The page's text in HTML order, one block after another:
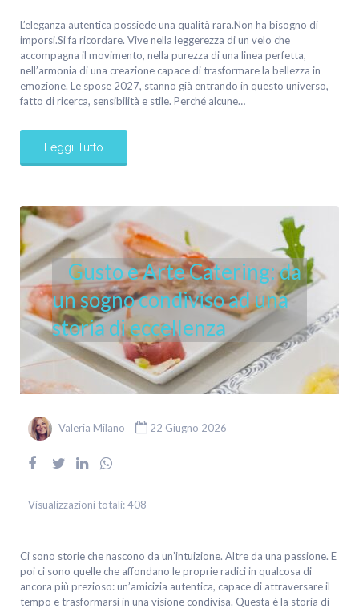
L’eleganza autentica possiede una qualità rara.Non ha bisogno di
imporsi.Si fa ricordare. Vive nella leggerezza di un velo che
accompagna il movimento, nella purezza di una linea perfetta,
nell’armonia di una creazione capace di trasformare la bellezza in
emozione. Le spose 2027, stanno già entrando in questo universo,
fatto di ricerca, sensibilità e stile. Perché alcune…
Leggi Tutto
Gusto e Arte Catering: da
un sogno condiviso ad una
storia di eccellenza
Valeria Milano 22 Giugno 2026
Visualizzazioni totali:408
Ci sono storie che nascono da un’intuizione. Altre da una passione. E
poi ci sono quelle che affondano le proprie radici in qualcosa di
ancora più prezioso: un’amicizia autentica, capace di attraversare il
tempo e trasformarsi in una visione condivisa. Questa è la storia di